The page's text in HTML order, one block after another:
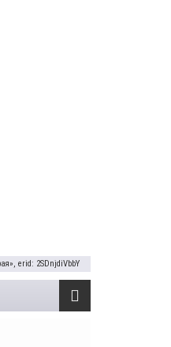
erid: 2SDnjdiVbbY